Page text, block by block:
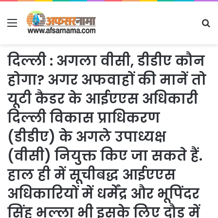
Menu
दिल्ली : अगला वीसी, डीडीए कौन
होगा? अगर अफवाहों की मानें तो
यूटी कैडर के आईएएस अधिकारी
दिल्ली विकास प्राधिकरण
(डीडीए) के अगले उपाध्यक्ष
(वीसी) नियुक्त किए जा सकते हैं.
हाल ही में सूचीबद्ध आईएएस
अधिकारियों में धर्मेंद्र और भूपिंदर
सिंह भल्ला भी इसके लिए दौड़ में